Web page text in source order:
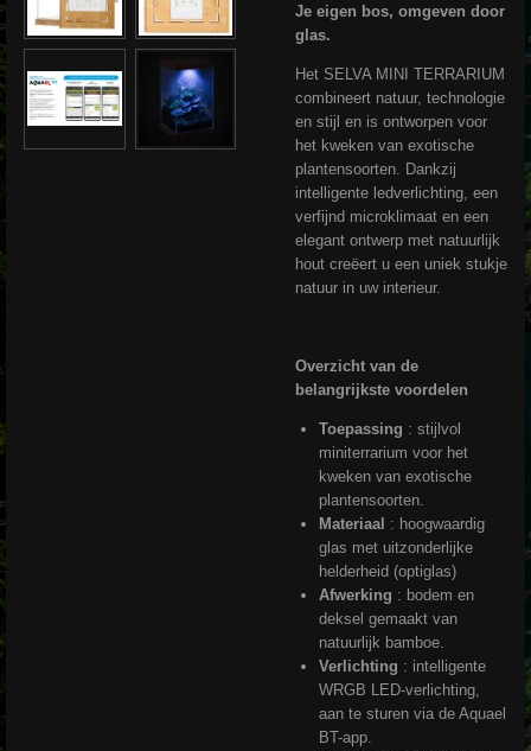
Je eigen bos, omgeven door
glas.
Het SELVA MINI TERRARIUM
combineert natuur, technologie
en stijl en is ontworpen voor
het kweken van exotische
plantensoorten. Dankzij
intelligente ledverlichting, een
verfijnd microklimaat en een
elegant ontwerp met natuurlijk
hout creëert u een uniek stukje
natuur in uw interieur.
Overzicht van de
belangrijkste voordelen
Toepassing : stijlvol
miniterrarium voor het
kweken van exotische
plantensoorten.
Materiaal : hoogwaardig
glas met uitzonderlijke
helderheid (optiglas)
Afwerking : bodem en
deksel gemaakt van
natuurlijk bamboe.
Verlichting : intelligente
WRGB LED-verlichting,
aan te sturen via de Aquael
BT-app.